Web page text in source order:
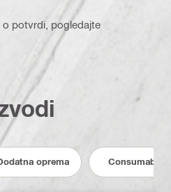
o potvrdi, pogledajte
oprema Consumables